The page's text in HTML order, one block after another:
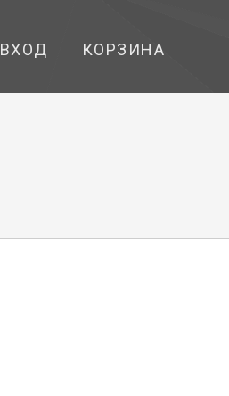
ВХОД КОРЗИНА